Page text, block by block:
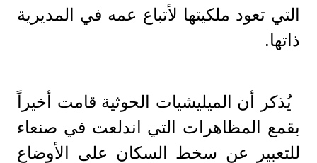
التي تعود ملكيتها لأتباع عمه في المديرية
ذاتها.
يُذكر أن الميليشيات الحوثية قامت أخيراً
بقمع المظاهرات التي اندلعت في صنعاء
للتعبير عن سخط السكان على الأوضاع